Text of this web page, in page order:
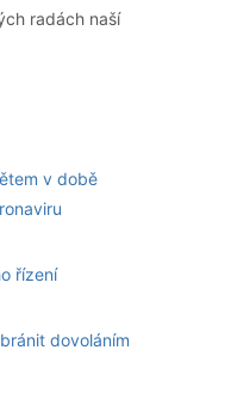
radách naší
v době
řízení
dovoláním